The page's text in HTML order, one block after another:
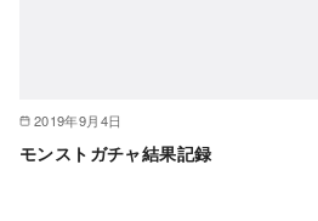
2019年9月4日
モンストガチャ結果記録